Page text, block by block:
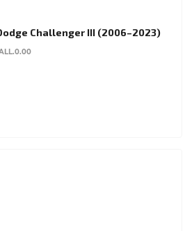
Challenger III (2006–2023)